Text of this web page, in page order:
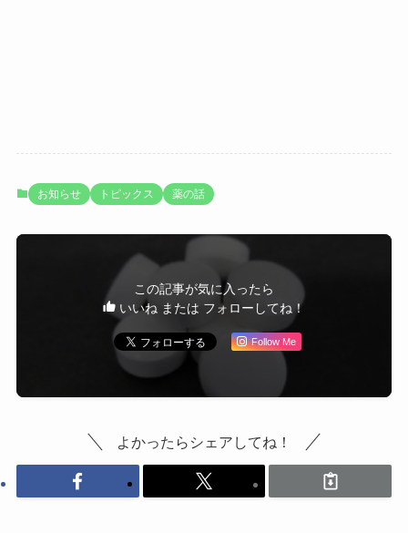
お知らせ トピックス 薬の話
この記事が気に入ったら
いいね または フォローしてね！
Follow Me
よかったらシェアしてね！